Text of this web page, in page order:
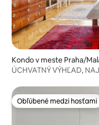
Kondo v meste Praha/
ÚCHVATNÝ VÝHĽAD,
Obľúbené medzi hosťami
Obľúbené medzi hosťami